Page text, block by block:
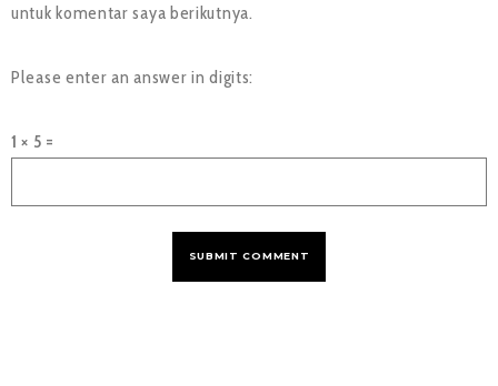
untuk komentar saya berikutnya.
Please enter an answer in digits:
1 × 5 =